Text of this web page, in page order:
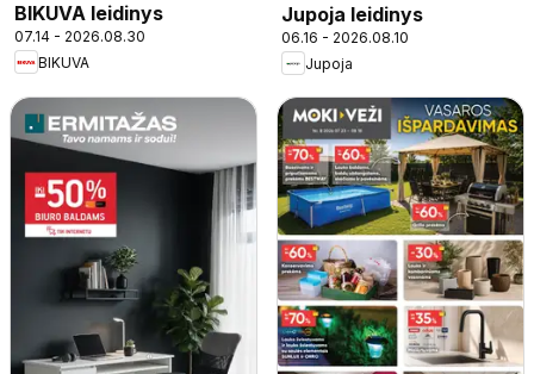
BIKUVA leidinys
07.14 - 2026.08.30
BIKUVA
Jupoja leidinys
06.16 - 2026.08.10
Jupoja